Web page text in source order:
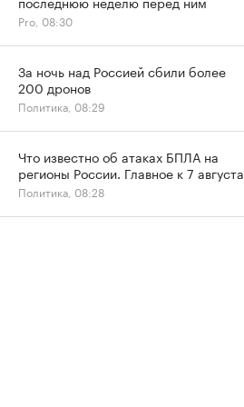
Pro, 08:30
За ночь над Россией сбили более
200 дронов
Политика, 08:29
Что известно об атаках БПЛА на
регионы России. Главное к 7 августа
Политика, 08:28